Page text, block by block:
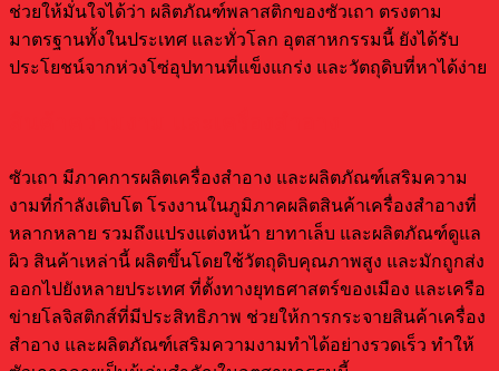
ช่วยให้มั่นใจได้ว่า ผลิตภัณฑ์พลาสติกของซัวเถา ตรงตาม
มาตรฐานทั้งในประเทศ และทั่วโลก อุตสาหกรรมนี้ ยังได้รับ
ประโยชน์จากห่วงโซ่อุปทานที่แข็งแกร่ง และวัตถุดิบที่หาได้ง่าย
ซัวเถา มีภาคการผลิตเครื่องสำอาง และผลิตภัณฑ์เสริมความ
งามที่กำลังเติบโต โรงงานในภูมิภาคผลิตสินค้าเครื่องสำอางที่
หลากหลาย รวมถึงแปรงแต่งหน้า ยาทาเล็บ และผลิตภัณฑ์ดูแล
ผิว สินค้าเหล่านี้ ผลิตขึ้นโดยใช้วัตถุดิบคุณภาพสูง และมักถูกส่ง
ออกไปยังหลายประเทศ ที่ตั้งทางยุทธศาสตร์ของเมือง และเครือ
ข่ายโลจิสติกส์ที่มีประสิทธิภาพ ช่วยให้การกระจายสินค้าเครื่อง
สำอาง และผลิตภัณฑ์เสริมความงามทำได้อย่างรวดเร็ว ทำให้